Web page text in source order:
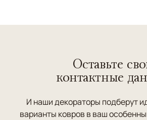
Оставьте
контактные
И наши декораторы подберут
варианты ковров в ваш